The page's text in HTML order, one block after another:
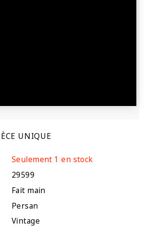
UNIQUE
Seulement 1 en stock
29599
Fait main
Persan
Vintage